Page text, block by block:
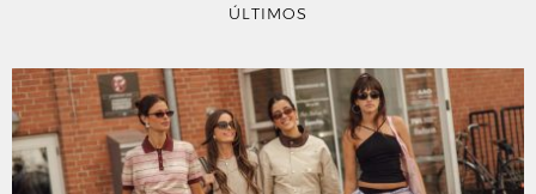
ÚLTIMOS